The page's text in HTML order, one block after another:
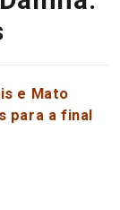
e Mato
para a final